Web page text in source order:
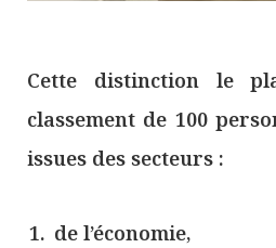
Cette distinction le
classement de 100
issues des secteurs :
de l’économie,